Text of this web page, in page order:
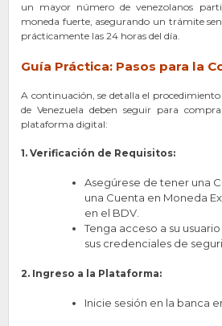
un mayor número de venezolanos
moneda fuerte, asegurando un trámite
prácticamente las 24 horas del día.
Guía Práctica: Pasos para la
A continuación, se detalla el procedimiento
de Venezuela deben seguir para
plataforma digital:
1. Verificación de Requisitos:
Asegúrese de tener una
una Cuenta en Moneda
en el BDV.
Tenga acceso a su
sus credenciales de
2. Ingreso a la Plataforma:
Inicie sesión en la banca